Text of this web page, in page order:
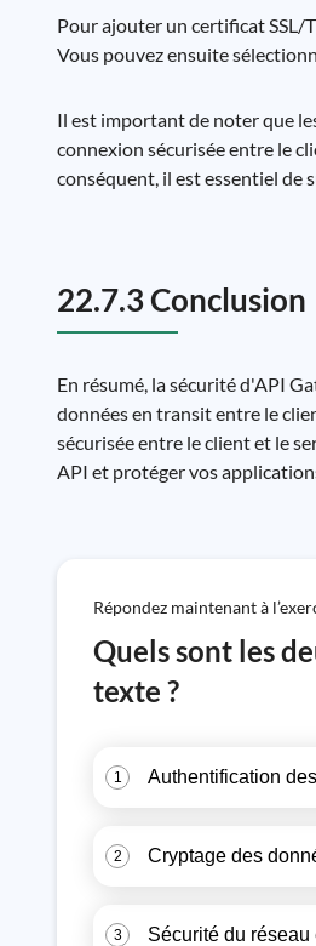
Pour ajouter un certificat SSL/
Vous pouvez ensuite
Il est important de noter que
connexion sécurisée entre le
conséquent, il est essentiel de
22.7.3 Conclusion
En résumé, la sécurité d'API
données en transit entre le
sécurisée entre le client et le
API et protéger vos
Répondez maintenant à
Quels sont les
texte ?
1 Authentification
2 Cryptage des
3 Sécurité du